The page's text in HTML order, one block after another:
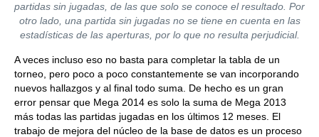
partidas sin jugadas, de las que solo se conoce el resultado. Por
otro lado, una partida sin jugadas no se tiene en cuenta en las
estadísticas de las aperturas, por lo que no resulta perjudicial.
A veces incluso eso no basta para completar la tabla de un
torneo, pero poco a poco constantemente se van incorporando
nuevos hallazgos y al final todo suma. De hecho es un gran
error pensar que Mega 2014 es solo la suma de Mega 2013
más todas las partidas jugadas en los últimos 12 meses. El
trabajo de mejora del núcleo de la base de datos es un proceso